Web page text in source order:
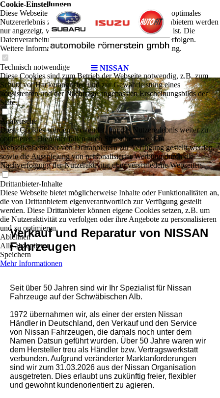
NISSAN
Verkauf und Reparatur von NISSAN
Fahrzeugen
Seit über 50 Jahren sind wir Ihr Spezialist für Nissan
Fahrzeuge auf der Schwäbischen Alb.
1972 übernahmen wir, als einer der ersten Nissan
Händler in Deutschland, den Verkauf und den Service
von Nissan Fahrzeugen, die damals noch unter dem
Namen Datsun geführt wurden. Über 50 Jahre waren wir
dem Hersteller treu als Händler bzw. Vertragswerkstatt
verbunden. Aufgrund veränderter Marktanforderungen
sind wir zum 31.03.2026 aus der Nissan Organisation
ausgetreten. Dies erlaubt uns zukünftig freier, flexibler
und gewohnt kundenorientiert zu agieren.
Cookie-Einstellungen
Diese Webseite verwendet Cookies, um Besuchern ein optimales
Nutzererlebnis zu bieten. Bestimmte Inhalte von Drittanbietern werden
nur angezeigt, wenn die entsprechende Option aktiviert ist. Die
Datenverarbeitung kann dann auch in einem Drittland erfolgen.
Weitere Informationen hierzu in der Datenschutzerklärung.
Technisch notwendige
Diese Cookies sind zum Betrieb der Webseite notwendig, z.B. zum
Schutz vor Hackerangriffen und zur Gewährleistung eines
konsistenten und der Nachfrage angepassten Erscheinungsbilds der
Seite.
Analytische
Diese Cookies werden verwendet, um das Nutzererlebnis weiter zu
optimieren. Hierunter fallen auch Statistiken, die dem
Webseitenbetreiber von Drittanbietern zur Verfügung gestellt werden,
sowie die Ausspielung von personalisierter Werbung durch die
Nachverfolgung der Nutzeraktivität über verschiedene Webseiten.
Drittanbieter-Inhalte
Diese Webseite bietet möglicherweise Inhalte oder Funktionalitäten an,
die von Drittanbietern eigenverantwortlich zur Verfügung gestellt
werden. Diese Drittanbieter können eigene Cookies setzen, z.B. um
die Nutzeraktivität zu verfolgen oder ihre Angebote zu personalisieren
und zu optimieren.
Ablehnen
Alle akzeptieren
Speichern
Mehr Informationen